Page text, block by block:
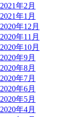
2021年2月
2021年1月
2020年12月
2020年11月
2020年10月
2020年9月
2020年8月
2020年7月
2020年6月
2020年5月
2020年4月